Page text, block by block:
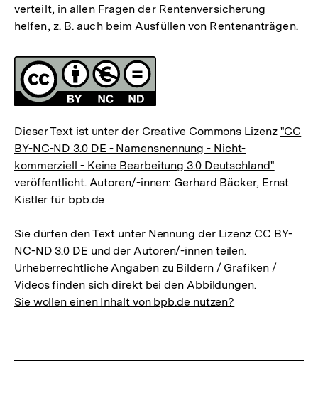
verteilt, in allen Fragen der Rentenversicherung
helfen, z. B. auch beim Ausfüllen von Rentenanträgen.
Fussnoten
Lizenz
Dieser Text ist unter der Creative Commons Lizenz "CC
BY-NC-ND 3.0 DE - Namensnennung - Nicht-
kommerziell - Keine Bearbeitung 3.0 Deutschland"
veröffentlicht. Autoren/-innen: Gerhard Bäcker, Ernst
Kistler für bpb.de
Sie dürfen den Text unter Nennung der Lizenz CC BY-
NC-ND 3.0 DE und der Autoren/-innen teilen.
Urheberrechtliche Angaben zu Bildern / Grafiken /
Videos finden sich direkt bei den Abbildungen.
Sie wollen einen Inhalt von bpb.de nutzen?